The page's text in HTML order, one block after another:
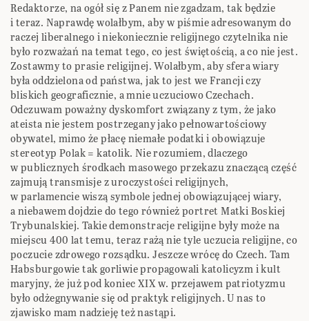
Redaktorze, na ogół się z Panem nie zgadzam, tak będzie
i teraz. Naprawdę wolałbym, aby w piśmie adresowanym do
raczej liberalnego i niekoniecznie religijnego czytelnika nie
było rozważań na temat tego, co jest świętością, a co nie jest.
Zostawmy to prasie religijnej. Wolałbym, aby sfera wiary
była oddzielona od państwa, jak to jest we Francji czy
bliskich geograficznie, a mnie uczuciowo Czechach.
Odczuwam poważny dyskomfort związany z tym, że jako
ateista nie jestem postrzegany jako pełnowartościowy
obywatel, mimo że płacę niemałe podatki i obowiązuje
stereotyp Polak = katolik. Nie rozumiem, dlaczego
w publicznych środkach masowego przekazu znaczącą część
zajmują transmisje z uroczystości religijnych,
w parlamencie wiszą symbole jednej obowiązującej wiary,
a niebawem dojdzie do tego również portret Matki Boskiej
Trybunalskiej. Takie demonstracje religijne były może na
miejscu 400 lat temu, teraz rażą nie tyle uczucia religijne, co
poczucie zdrowego rozsądku. Jeszcze wrócę do Czech. Tam
Habsburgowie tak gorliwie propagowali katolicyzm i kult
maryjny, że już pod koniec XIX w. przejawem patriotyzmu
było odżegnywanie się od praktyk religijnych. U nas to
zjawisko mam nadzieję też nastąpi.